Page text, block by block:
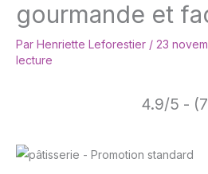
gourmande et
Par Henriette Leforestier / 23
lecture
4.9/5 -